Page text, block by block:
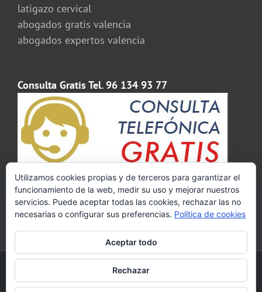
latigazo cervical
abogados gratis valencia
abogados expertos valencia
Consulta Gratis Tel. 96 134 93 77
Copyright 2009 - 2020 Abogados Valencia | Calle Colón, 82, 4º - 46004
Utilizamos cookies propias y de terceros para garantizar el
funcionamiento de la web, medir su uso y mejorar nuestros
servicios. Puede aceptar todas las cookies, rechazar las no
necesarias o configurar sus preferencias. Política de cookies
Aceptar todo
Rechazar